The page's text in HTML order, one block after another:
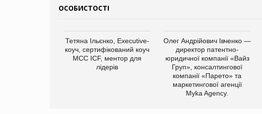
ОСОБИСТОСТІ
Тетяна Ільєнко, Executive-
коуч, сертифікований коуч
МСС ICF, ментор для
лідерів
Олег Андрійович Івченко —
директор патентно-
юридичної компанії «Вайз
Груп», консалтингової
компанії «Парето» та
маркетингової агенції
Myka Agency.